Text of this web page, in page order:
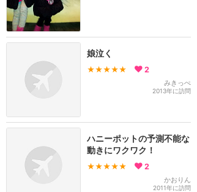
娘泣く
★★★★★ 2
みきっぺ
2013年に訪問
ハニーポットの予測不能な
動きにワクワク！
★★★★★ 2
かおりん
2011年に訪問